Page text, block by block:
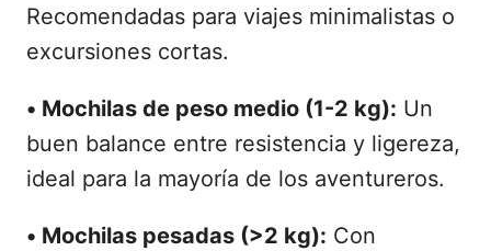
Recomendadas para viajes minimalistas o
excursiones cortas.
• Mochilas de peso medio (1-2 kg): Un
buen balance entre resistencia y ligereza,
ideal para la mayoría de los aventureros.
• Mochilas pesadas (>2 kg): Con